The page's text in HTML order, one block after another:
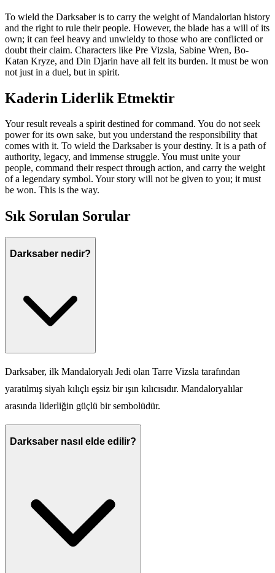
To wield the Darksaber is to carry the weight of Mandalorian history
and the right to rule their people. However, the blade has a will of its
own; it can feel heavy and unwieldy to those who are conflicted or
doubt their claim. Characters like Pre Vizsla, Sabine Wren, Bo-
Katan Kryze, and Din Djarin have all felt its burden. It must be won
not just in a duel, but in spirit.
Kaderin Liderlik Etmektir
Your result reveals a spirit destined for command. You do not seek
power for its own sake, but you understand the responsibility that
comes with it. To wield the Darksaber is your destiny. It is a path of
authority, legacy, and immense struggle. You must unite your
people, command their respect through action, and carry the weight
of a legendary symbol. Your story will not be given to you; it must
be won. This is the way.
Sık Sorulan Sorular
Darksaber nedir?
Darksaber, ilk Mandaloryalı Jedi olan Tarre Vizsla tarafından
yaratılmış siyah kılıçlı eşsiz bir ışın kılıcısıdır. Mandaloryalılar
arasında liderliğin güçlü bir sembolüdür.
Darksaber nasıl elde edilir?